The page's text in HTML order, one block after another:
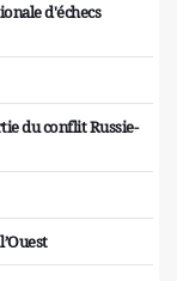
d'échecs
du conflit Russie-